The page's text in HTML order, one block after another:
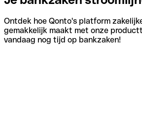
Ontdek hoe Qonto's platform
gemakkelijk maakt met onze
vandaag nog tijd op bankzaken!